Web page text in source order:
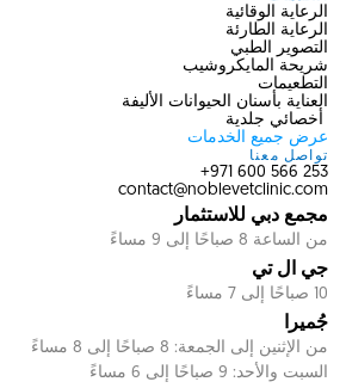
الرعاية الوقائية
الرعاية الطارئة
التصوير الطبي
شريحة المايكروشيب
التطعيمات
العناية بأسنان الحيوانات الأليفة
أخصائي جلدية
عرض جميع الخدمات
تواصل معنا
253 566 600 971+
contact@noblevetclinic.com
مجمع دبي للاستثمار
من الساعة 8 صباحًا إلى 9 مساءً
جي ال تي
10 صباحًا إلى 7 مساءً
جُميرا
من الإثنين إلى الجمعة: 8 صباحًا إلى 8 مساءً
السبت والأحد: 9 صباحًا إلى 6 مساءً